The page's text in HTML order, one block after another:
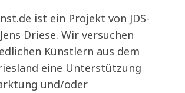
ist ein Projekt von JDS-
Driese. Wir versuchen
Künstlern aus dem
eine Unterstützung
und/oder